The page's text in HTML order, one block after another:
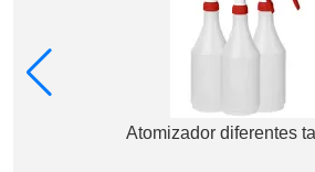
Atomizador diferentes